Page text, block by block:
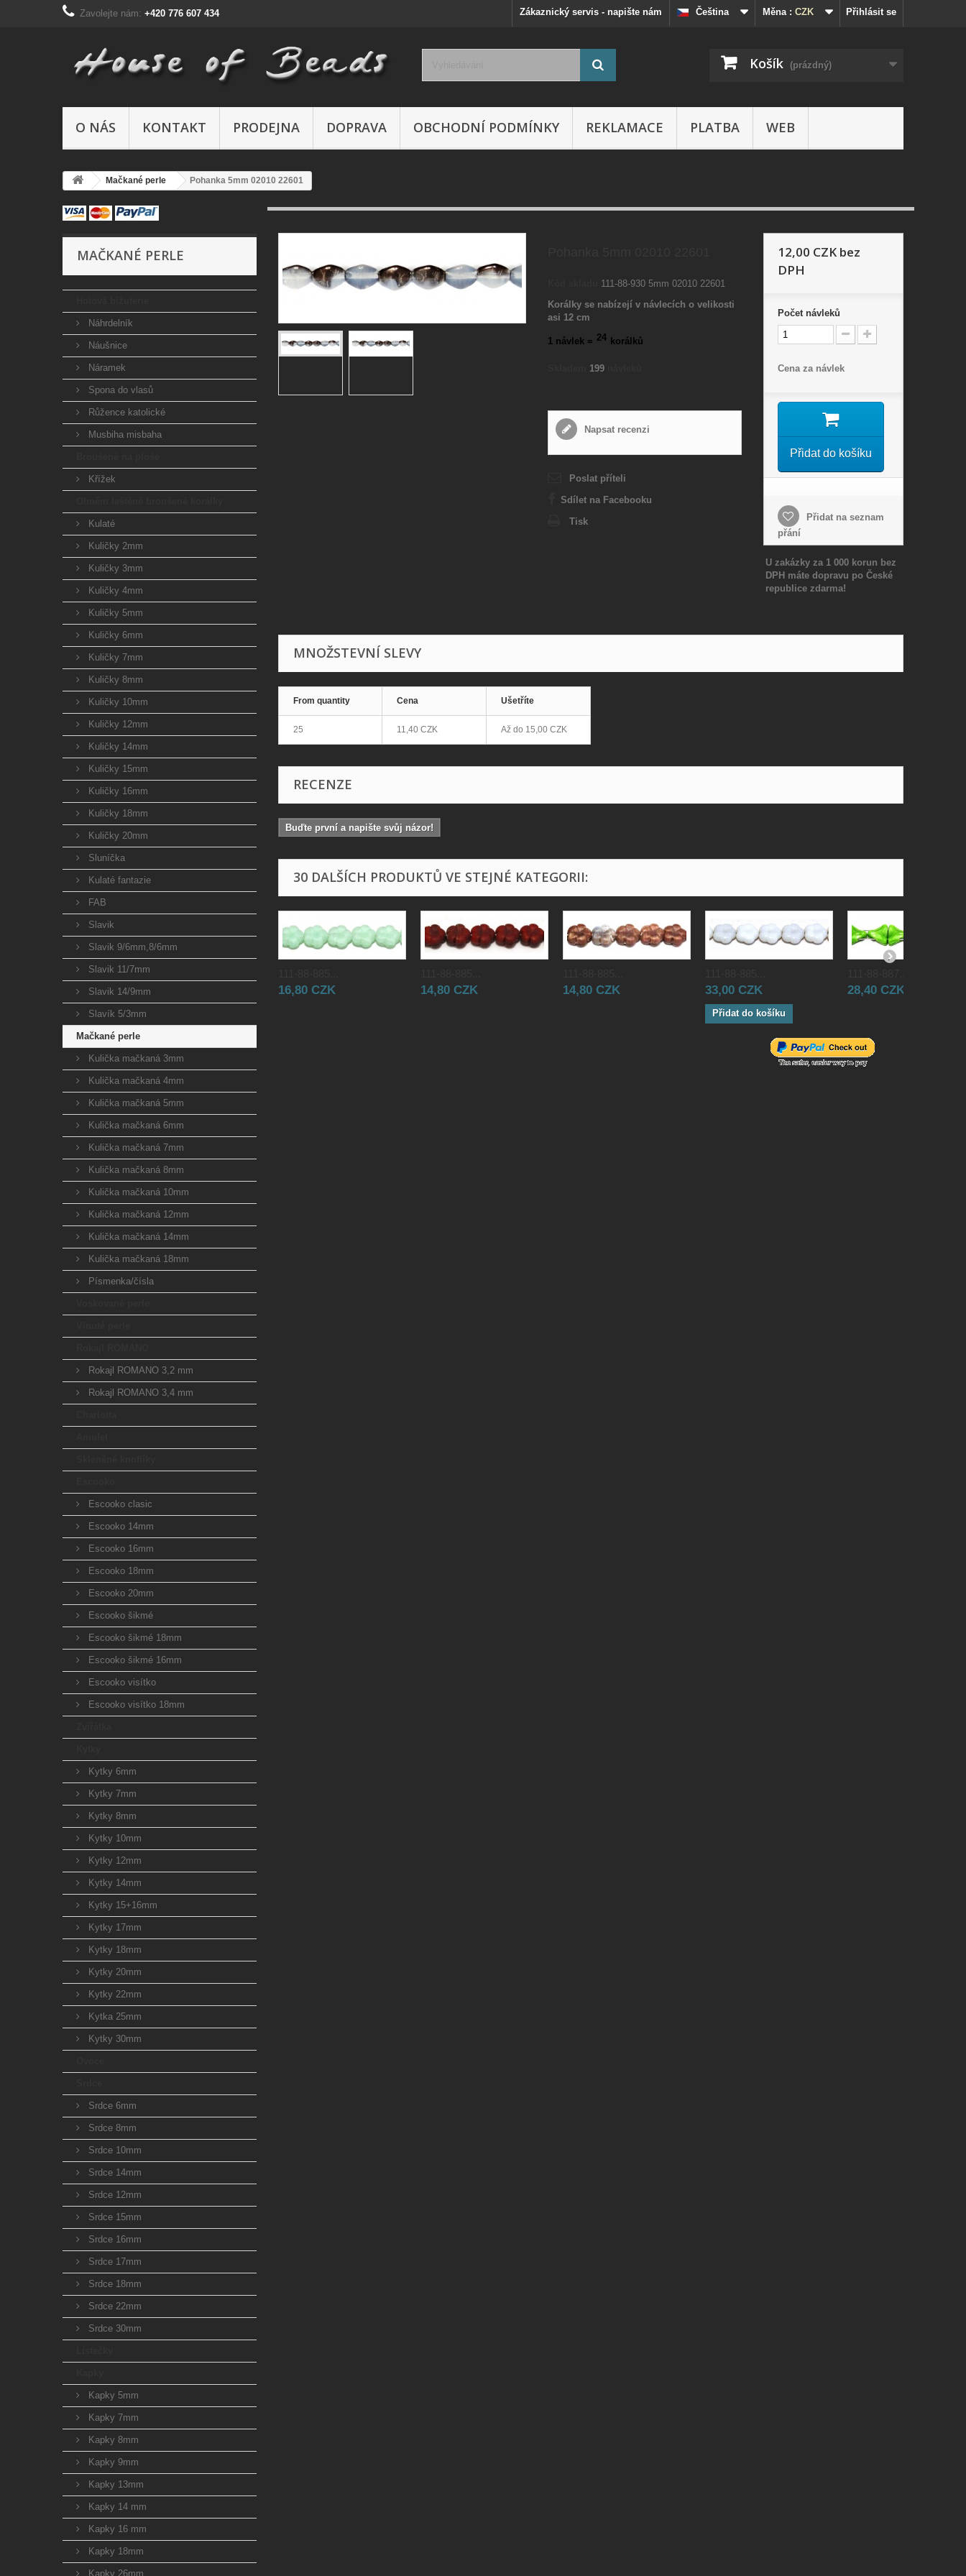
Přihlásit se
Měna : CZK
Čeština
Zákaznický servis - napište nám
Zavolejte nám: +420 776 607 434
Košík (prázdný)
O NÁS KONTAKT PRODEJNA DOPRAVA OBCHODNÍ PODMÍNKY REKLAMACE PLATBA WEB
Mačkané perle Pohanka 5mm 02010 22601
MAČKANÉ PERLE
Náhrdelník
Náušnice
Náramek
Spona do vlasů
Růžence katolické
Musbiha misbaha
Křížek
Kulaté
Kuličky 2mm
Kuličky 3mm
Kuličky 4mm
Kuličky 5mm
Kuličky 6mm
Kuličky 7mm
Kuličky 8mm
Kuličky 10mm
Kuličky 12mm
Kuličky 14mm
Kuličky 15mm
Kuličky 16mm
Kuličky 18mm
Kuličky 20mm
Sluníčka
Kulaté fantazie
FAB
Slavik
Slavik 9/6mm,8/6mm
Slavik 11/7mm
Slavik 14/9mm
Slavík 5/3mm
Mačkané perle
Kulička mačkaná 3mm
Kulička mačkaná 4mm
Kulička mačkaná 5mm
Kulička mačkaná 6mm
Kulička mačkaná 7mm
Kulička mačkaná 8mm
Kulička mačkaná 10mm
Kulička mačkaná 12mm
Kulička mačkaná 14mm
Kulička mačkaná 18mm
Písmenka/čísla
Rokajl ROMANO 3,2 mm
Rokajl ROMANO 3,4 mm
Escooko clasic
Escooko 14mm
Escooko 16mm
Escooko 18mm
Escooko 20mm
Escooko šikmé
Escooko šikmé 18mm
Escooko šikmé 16mm
Escooko visítko
Escooko visítko 18mm
Kytky 6mm
Kytky 7mm
Kytky 8mm
Kytky 10mm
Kytky 12mm
Kytky 14mm
Kytky 15+16mm
Kytky 17mm
Kytky 18mm
Kytky 20mm
Kytky 22mm
Kytka 25mm
Kytky 30mm
Srdce 6mm
Srdce 8mm
Srdce 10mm
Srdce 14mm
Srdce 12mm
Srdce 15mm
Srdce 16mm
Srdce 17mm
Srdce 18mm
Srdce 22mm
Srdce 30mm
Kapky 5mm
Kapky 7mm
Kapky 8mm
Kapky 9mm
Kapky 13mm
Kapky 14 mm
Kapky 16 mm
Kapky 18mm
Kapky 26mm
111-88-930 5mm 02010 22601
Korálky se nabízejí v návlecích o velikosti
asi 12 cm
1 návlek = 24 korálků
199
Napsat recenzi
Poslat příteli
Sdílet na Facebooku
Tisk
12,00 CZKbez
DPH
Počet návleků
Cena za návlek
Přidat do košíku
Přidat na seznam
přání
U zakázky za 1 000 korun bez
DPH máte dopravu po České
republice zdarma!
MNOŽSTEVNÍ SLEVY
From quantity Cena Ušetříte
25 11,40 CZK Až do 15,00 CZK
RECENZE
Buďte první a napište svůj názor!
30 DALŠÍCH PRODUKTŮ VE STEJNÉ KATEGORII:
16,80 CZK 14,80 CZK 14,80 CZK 33,00 CZK
Přidat do košíku
28,40 CZK